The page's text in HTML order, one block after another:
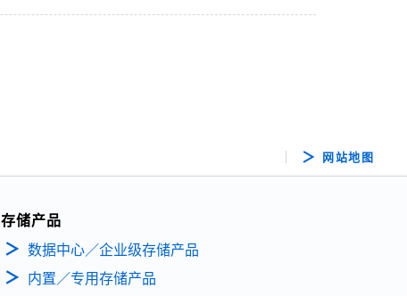
网站地图
存储产品
数据中心／企业级存储产品
内置／专用存储产品